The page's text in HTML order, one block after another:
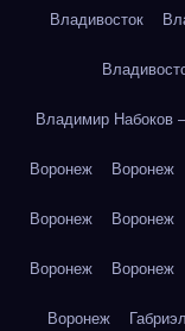
Владивосток
Владимир Набоков
Воронеж Воронеж
Воронеж Воронеж
Воронеж Воронеж
Воронеж